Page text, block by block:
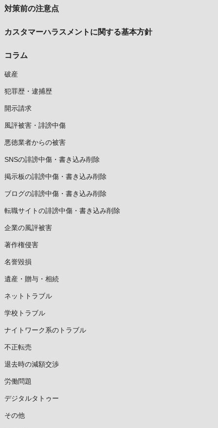
対策前の注意点
カスタマーハラスメントに関する基本方針
コラム
破産
犯罪歴・逮捕歴
開示請求
風評被害・誹謗中傷
悪徳業者からの被害
SNSの誹謗中傷・書き込み削除
掲示板の誹謗中傷・書き込み削除
ブログの誹謗中傷・書き込み削除
転職サイトの誹謗中傷・書き込み削除
企業の風評被害
著作権侵害
名誉毀損
遺産・贈与・相続
ネットトラブル
学校トラブル
ナイトワーク系のトラブル
不正転売
退去時の減額交渉
労働問題
デジタルタトゥー
その他